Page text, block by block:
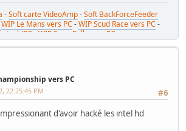
-Soft carte VideoAmp-Soft BackForceFeeder
WIP Le Mans vers PC -WIP Scud Race vers PC -
stack/PC
WIP Sega Rally vers PC
vers PC
#6
22:25:45 PM
d'avoir hacké les intel hd